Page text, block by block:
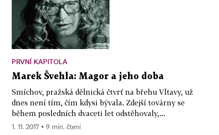
PRVNÍ KAPITOLA
Marek Švehla: Magor a jeho doba
Smíchov, pražská dělnická čtvrť na břehu Vltavy, už
dnes není tím, čím kdysi bývala. Zdejší továrny se
během posledních dvaceti let odstěhovaly,...
1. 11. 2017 ▪ 9 min. čtení